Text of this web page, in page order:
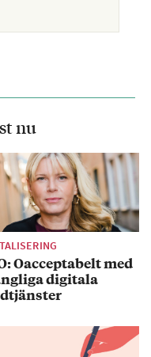
nu
Oacceptabelt med
digitala